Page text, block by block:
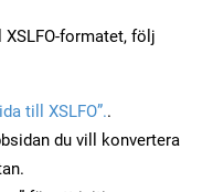
formatet, följ
till XSLFO”..
du vill konvertera